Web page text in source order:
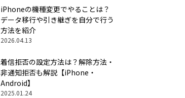
iPhoneの機種変更でやることは？
データ移行や引き継ぎを自分で行う
方法を紹介
2026.04.13
着信拒否の設定方法は？解除方法・
非通知拒否も解説【iPhone・
Android】
2025.01.24